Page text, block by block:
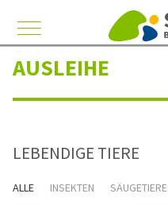
Mobile Menu Toggle
AUSLEIHE
LEBENDIGE TIERE
ALLE INSEKTEN SÄUGETIERE